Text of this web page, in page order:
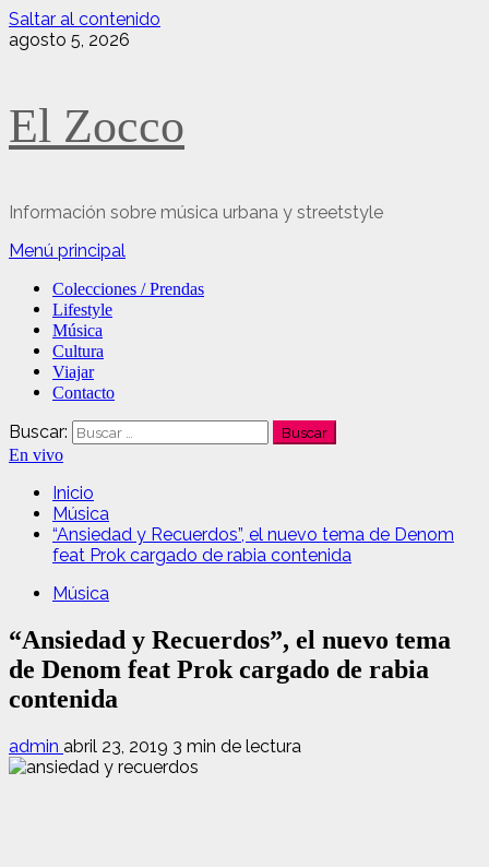
Saltar al contenido
agosto 5, 2026
El Zocco
Información sobre música urbana y streetstyle
Menú principal
Colecciones / Prendas
Lifestyle
Música
Cultura
Viajar
Contacto
Buscar:
En vivo
Inicio
Música
“Ansiedad y Recuerdos”, el nuevo tema de Denom
feat Prok cargado de rabia contenida
Música
“Ansiedad y Recuerdos”, el nuevo tema
de Denom feat Prok cargado de rabia
contenida
admin abril 23, 2019 3 min de lectura